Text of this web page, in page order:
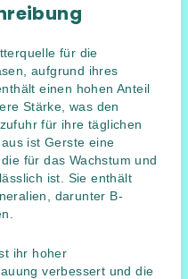
für die
aufgrund ihres
einen hohen Anteil
Stärke, was den
für ihre täglichen
ist Gerste eine
für das Wachstum und
ist. Sie enthält
darunter B-
ihr hoher
verbessert und die